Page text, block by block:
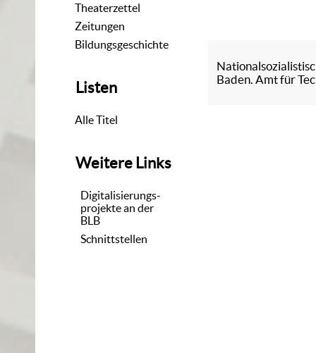
Theaterzettel
Zeitungen
Bildungsgeschichte
Listen
Alle Titel
Weitere Links
Digitalisierungs-
projekte an der
BLB
Schnittstellen
Baden. Amt für